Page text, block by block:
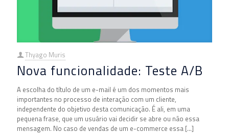
Thyago Muris
Nova funcionalidade: Teste A/B
A escolha do título de um e-mail é um dos momentos mais
importantes no processo de interação com um cliente,
independente do objetivo desta comunicação. É ali, em uma
pequena frase, que um usuário vai decidir se abre ou não essa
mensagem. No caso de vendas de um e-commerce essa […]